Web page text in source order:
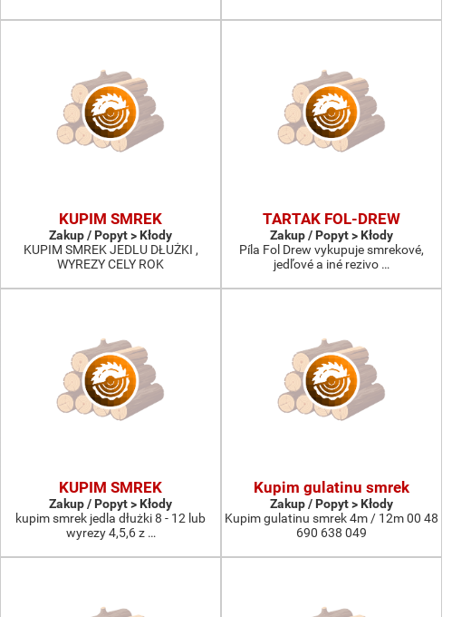
KUPIM SMREK
Zakup / Popyt > Kłody
KUPIM SMREK JEDLU DŁUŻKI ,
WYREZY CELY ROK
TARTAK FOL-DREW
Zakup / Popyt > Kłody
Píla Fol Drew vykupuje smrekové,
jedľové a iné rezivo …
KUPIM SMREK
Zakup / Popyt > Kłody
kupim smrek jedla dłużki 8 - 12 lub
wyrezy 4,5,6 z …
Kupim gulatinu smrek
Zakup / Popyt > Kłody
Kupim gulatinu smrek 4m / 12m 00 48
690 638 049